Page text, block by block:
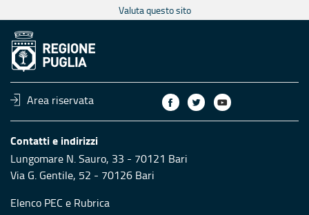
Valuta questo sito
Area riservata
Contatti e indirizzi
Lungomare N. Sauro, 33 - 70121 Bari
Via G. Gentile, 52 - 70126 Bari
Elenco PEC e Rubrica